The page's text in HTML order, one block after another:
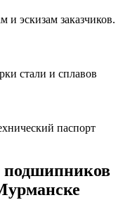
эскизам заказчиков.
стали и сплавов
паспорт
подшипников